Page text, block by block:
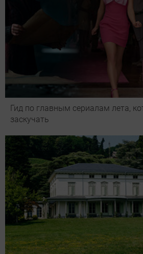
Гид по главным сериалам лета,
заскучать